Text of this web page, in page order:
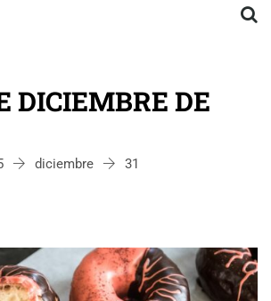
DICIEMBRE DE
diciembre 31